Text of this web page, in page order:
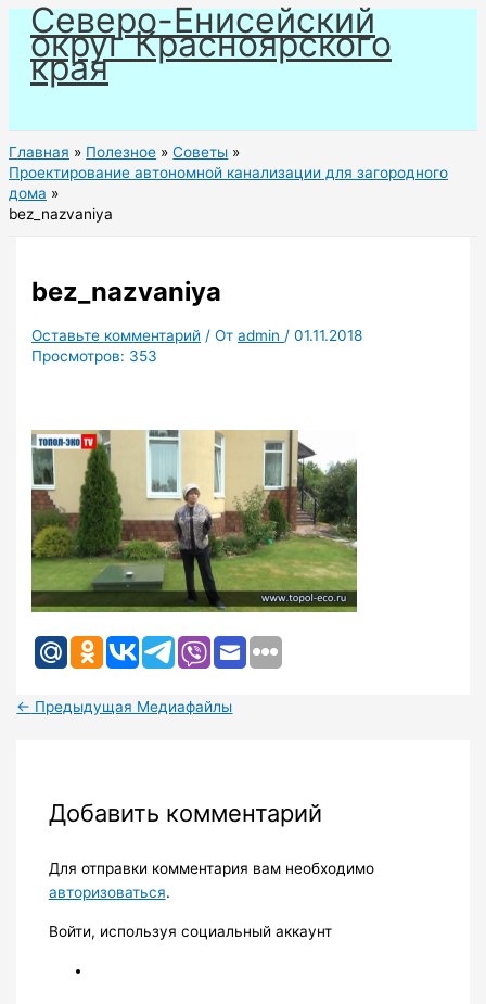
Перейти
содержимому
Северо-Енисейский
округ Красноярского
края
Главная Полезное
Советы
Проектирование автономной канализации для загородного
дома
bez_nazvaniya
bez_nazvaniya
Оставьте комментарий / Отadmin /01.11.2018
Просмотров: 353
← Предыдущая Медиафайлы
Добавить комментарий
Для отправки комментария вам необходимо
авторизоваться.
Войти, используя социальный аккаунт